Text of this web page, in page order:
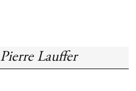
Pierre Lauffer